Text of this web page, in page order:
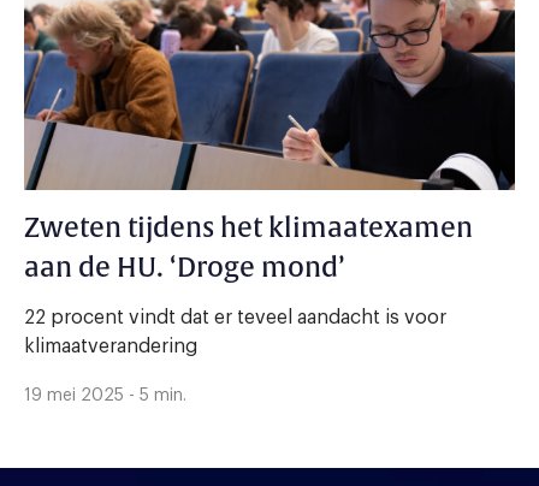
Zweten tijdens het klimaatexamen
aan de HU. ‘Droge mond’
22 procent vindt dat er teveel aandacht is voor
klimaatverandering
19 mei 2025 - 5 min.